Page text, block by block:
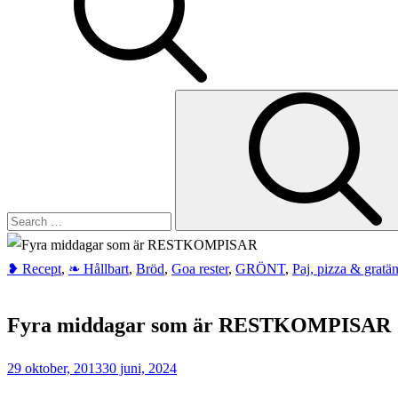
Fyra
som
❥ Recept, ❧ Hållbart, Bröd, Goa rester, GRÖNT, Paj, pizza &
Fyra middagar som är RESTKOMPISAR
29 oktober, 201330 juni, 2024